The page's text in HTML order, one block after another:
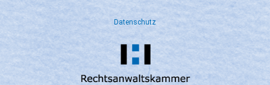
Datenschutz